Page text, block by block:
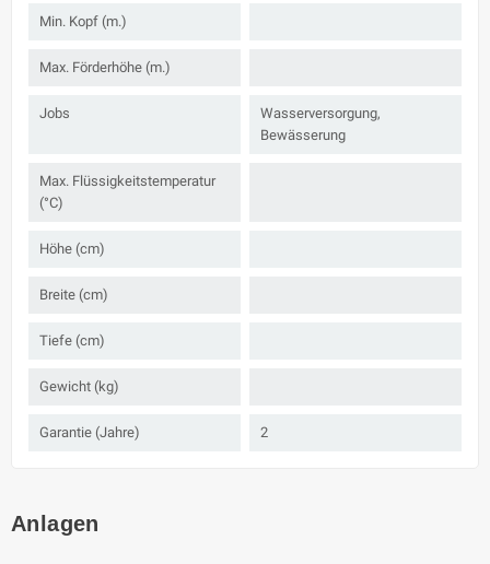
Min. Kopf (m.)
Max. Förderhöhe (m.)
Jobs
Wasserversorgung,
Bewässerung
Max. Flüssigkeitstemperatur
(°C)
Höhe (cm)
Breite (cm)
Tiefe (cm)
Gewicht (kg)
Garantie (Jahre) 2
Anlagen